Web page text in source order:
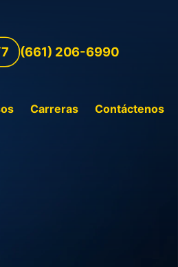
(661) 206-6990
Carreras Contáctenos